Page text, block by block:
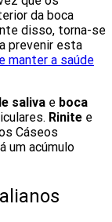
da boca
disso, torna-se
prevenir esta
manter a saúde
saliva e boca
Rinite e
Cáseos
um acúmulo